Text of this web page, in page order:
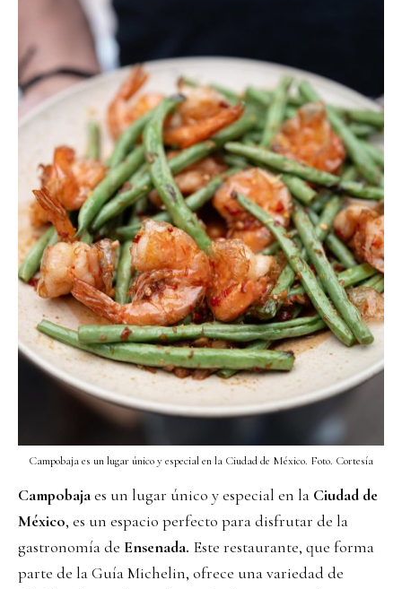
Campobaja es un lugar único y especial en la Ciudad de México. Foto. Cortesía
Campobajaes un lugar único y especial en la Ciudad de
México, es un espacio perfecto para disfrutar de la
gastronomía de Ensenada. Este restaurante, que forma
parte de la Guía Michelin, ofrece una variedad de